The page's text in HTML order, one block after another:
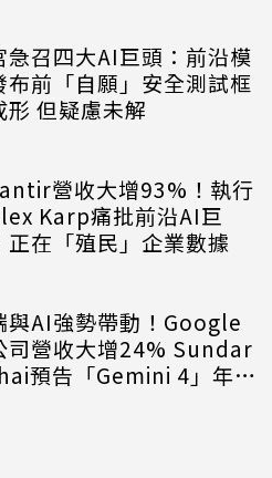
急召四大AI巨頭：前沿模
布前「自願」安全測試框
形 但疑慮未解
營收大增93%！執行
Karp痛批前沿AI巨
正在「殖民」企業數據
與AI強勢帶動！Google
司營收大增24% Sundar
預告「Gemini 4」年底